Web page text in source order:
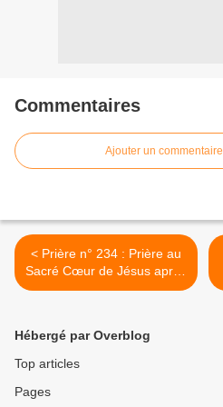
Commentaires
Ajouter un commentaire
< Prière n° 234 : Prière au
Sacré Cœur de Jésus après
la mort d'un être cher
Hébergé par Overblog
Top articles
Pages